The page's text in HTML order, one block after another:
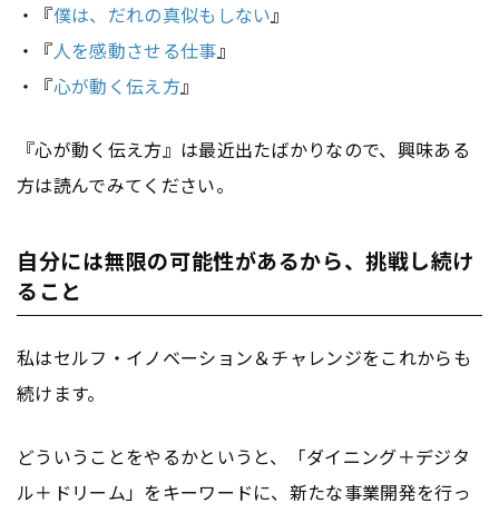
・『僕は、だれの真似もしない』
・『人を感動させる仕事』
・『心が動く伝え方』
『心が動く伝え方』は最近出たばかりなので、興味ある
方は読んでみてください。
自分には無限の可能性があるから、挑戦し続け
ること
私はセルフ・イノベーション＆チャレンジをこれからも
続けます。
どういうことをやるかというと、「ダイニング＋デジタ
ル＋ドリーム」をキーワードに、新たな事業開発を行っ